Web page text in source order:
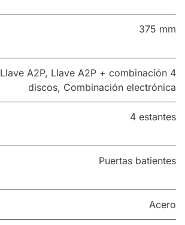
375 mm
Llave A2P, Llave A2P + combinación 4
discos, Combinación electrónica
4 estantes
Puertas batientes
Acero